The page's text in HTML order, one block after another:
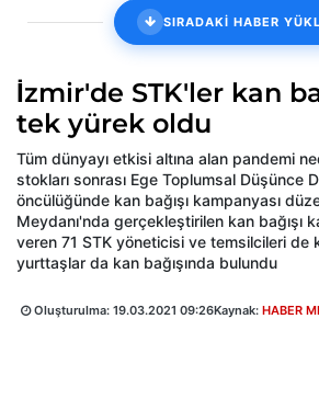
SIRADAKİ HABER
İzmir'de STK'ler kan
tek yürek oldu
Tüm dünyayı etkisi altına alan pandemi
stokları sonrası Ege Toplumsal Düşünce
öncülüğünde kan bağışı kampanyası
Meydanı'nda gerçekleştirilen kan bağışı
veren 71 STK yöneticisi ve temsilcileri de
yurttaşlar da kan bağışında bulundu
Oluşturulma: 19.03.2021 09:26Kaynak: HABER